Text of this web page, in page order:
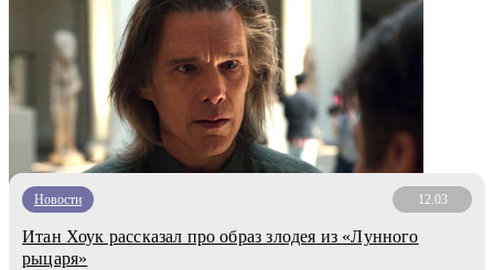
Новости 12.03
Итан Хоук рассказал про образ злодея из «Лунного
рыцаря»